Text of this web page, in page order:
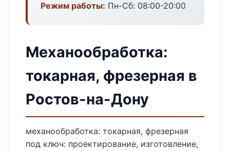
Режим работы: Пн-Сб: 08:00-20:00
Механообработка:
токарная, фрезерная в
Ростов-на-Дону
механообработка: токарная, фрезерная
под ключ: проектирование, изготовление,